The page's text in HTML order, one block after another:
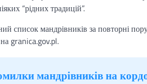
“рідних традицій”.
список мандрівників за повторні
granica.gov.pl.
мандрівників на